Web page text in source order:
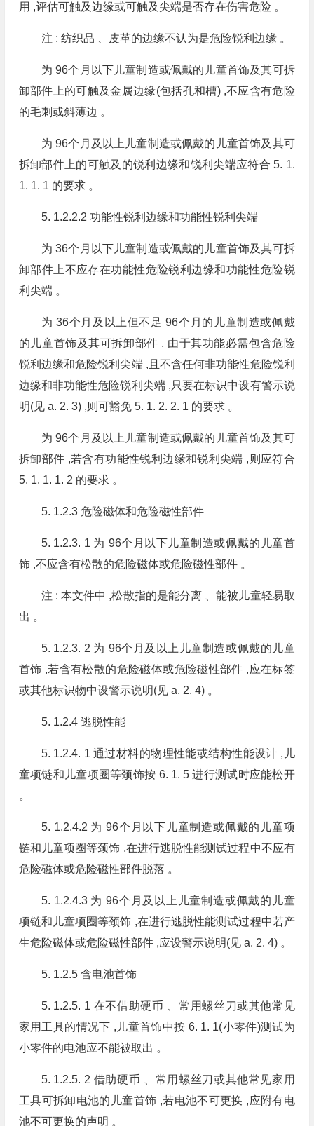
用 ,评估可触及边缘或可触及尖端是否存在伤害危险 。
注 : 纺织品 、皮革的边缘不认为是危险锐利边缘 。
为 96个月以下儿童制造或佩戴的儿童首饰及其可拆
卸部件上的可触及金属边缘(包括孔和槽) ,不应含有危险
的毛刺或斜薄边 。
为 96个月及以上儿童制造或佩戴的儿童首饰及其可
拆卸部件上的可触及的锐利边缘和锐利尖端应符合 5. 1.
1. 1. 1 的要求 。
5. 1.2.2.2 功能性锐利边缘和功能性锐利尖端
为 36个月以下儿童制造或佩戴的儿童首饰及其可拆
卸部件上不应存在功能性危险锐利边缘和功能性危险锐
利尖端 。
为 36个月及以上但不足 96个月的儿童制造或佩戴
的儿童首饰及其可拆卸部件 , 由于其功能必需包含危险
锐利边缘和危险锐利尖端 ,且不含任何非功能性危险锐利
边缘和非功能性危险锐利尖端 ,只要在标识中设有警示说
明(见 a. 2. 3) ,则可豁免 5. 1. 2. 2. 1 的要求 。
为 96个月及以上儿童制造或佩戴的儿童首饰及其可
拆卸部件 ,若含有功能性锐利边缘和锐利尖端 ,则应符合
5. 1. 1. 1. 2 的要求 。
5. 1.2.3 危险磁体和危险磁性部件
5. 1.2.3. 1 为 96个月以下儿童制造或佩戴的儿童首
饰 ,不应含有松散的危险磁体或危险磁性部件 。
注 : 本文件中 ,松散指的是能分离 、能被儿童轻易取
出 。
5. 1.2.3. 2 为 96个月及以上儿童制造或佩戴的儿童
首饰 ,若含有松散的危险磁体或危险磁性部件 ,应在标签
或其他标识物中设警示说明(见 a. 2. 4) 。
5. 1.2.4 逃脱性能
5. 1.2.4. 1 通过材料的物理性能或结构性能设计 ,儿
童项链和儿童项圈等颈饰按 6. 1. 5 进行测试时应能松开
。
5. 1.2.4.2 为 96个月以下儿童制造或佩戴的儿童项
链和儿童项圈等颈饰 ,在进行逃脱性能测试过程中不应有
危险磁体或危险磁性部件脱落 。
5. 1.2.4.3 为 96个月及以上儿童制造或佩戴的儿童
项链和儿童项圈等颈饰 ,在进行逃脱性能测试过程中若产
生危险磁体或危险磁性部件 ,应设警示说明(见 a. 2. 4) 。
5. 1.2.5 含电池首饰
5. 1.2.5. 1 在不借助硬币 、常用螺丝刀或其他常见
家用工具的情况下 ,儿童首饰中按 6. 1. 1(小零件)测试为
小零件的电池应不能被取出 。
5. 1.2.5. 2 借助硬币 、常用螺丝刀或其他常见家用
工具可拆卸电池的儿童首饰 ,若电池不可更换 ,应附有电
池不可更换的声明 。